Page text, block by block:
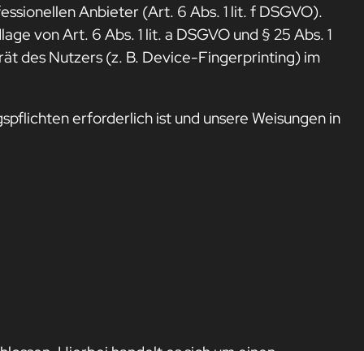
Anbieter (Art. 6 Abs. 1 lit. f DSGVO).
von Art. 6 Abs. 1 lit. a DSGVO und § 25 Abs. 1
des Nutzers (z. B. Device-Fingerprinting) im
erforderlich ist und unsere Weisungen in